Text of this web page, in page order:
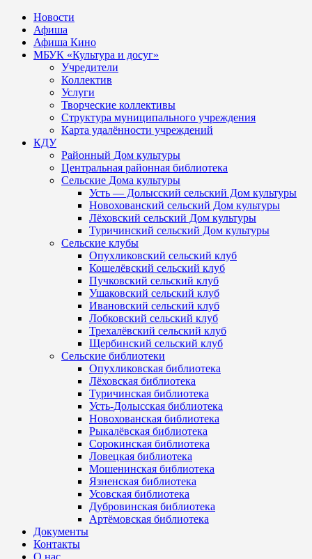
Новости
Афиша
Афиша Кино
МБУК «Культура и досуг»
Учредители
Коллектив
Услуги
Творческие коллективы
Структура муниципального учреждения
Карта удалённости учреждений
КДУ
Районный Дом культуры
Центральная районная библиотека
Сельские Дома культуры
Усть — Долысский сельский Дом культуры
Новохованский сельский Дом культуры
Лёховский сельский Дом культуры
Туричинский сельский Дом культуры
Сельские клубы
Опухликовский сельский клуб
Кошелёвский сельский клуб
Пучковский сельский клуб
Ушаковский сельский клуб
Ивановский сельский клуб
Лобковский сельский клуб
Трехалёвский сельский клуб
Щербинский сельский клуб
Сельские библиотеки
Опухликовская библиотека
Лёховская библиотека
Туричинская библиотека
Усть-Долысская библиотека
Новохованская библиотека
Рыкалёвская библиотека
Сорокинская библиотека
Ловецкая библиотека
Мошенинская библиотека
Язненская библиотека
Усовская библиотека
Дубровинская библиотека
Артёмовская библиотека
Документы
Контакты
О нас